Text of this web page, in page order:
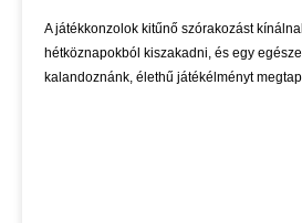
A játékkonzolok kitűnő szórakozást
hétköznapokból kiszakadni, és egy
kalandoznánk, élethű játékélményt